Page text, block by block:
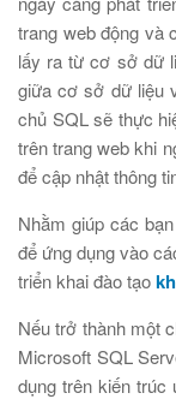
trang web động và
lấy ra từ cơ sở dữ
giữa cơ sở dữ liệu
chủ SQL sẽ thực
trên trang web khi
để cập nhật thông
Nhằm giúp các
để ứng dụng vào
triển khai đào tạok
Nếu trở thành một
Microsoft SQL
dụng trên kiến trúc